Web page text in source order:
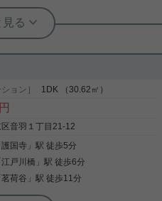
子瑠茄
側の閑静な高台に佇むヴィン
ているので、 これからも長く安心して
物件です。 10月に室内のリノベ
！ 気になった方はお気軽に
い。 お問い合わせお待ちしておりま
詳細を見る
ョン］ 1DK （30.62㎡）
音羽１丁目21-12
護国寺 」駅 徒歩5分
江戸川橋 」駅 徒歩6分
茗荷谷 」駅 徒歩11分